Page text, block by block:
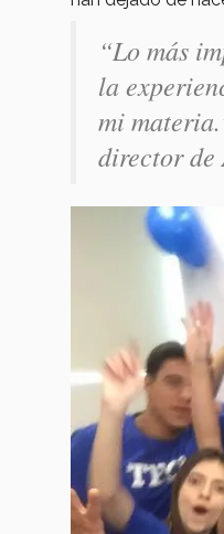
“Lo más
la
mi
director de